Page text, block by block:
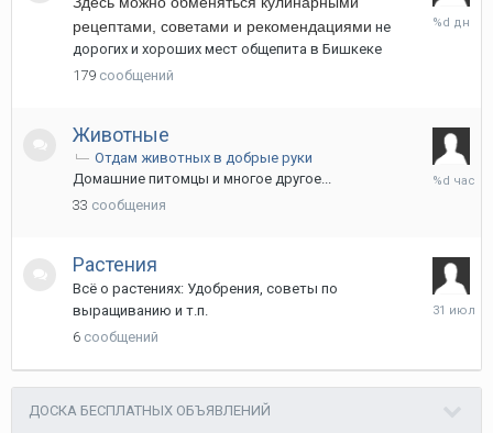
рецептами, советами и рекомендациями не
дорогих и хороших мест общепита в Бишкеке
179 сообщений
Среда
Животные
Отдам животных в добрые руки
Домашние питомцы и многое другое...
33 сообщения
2
Растения
Всё о растениях: Удобрения, советы по
выращиванию и т.п.
6 сообщений
31
ДОСКА БЕСПЛАТНЫХ ОБЪЯВЛЕНИЙ